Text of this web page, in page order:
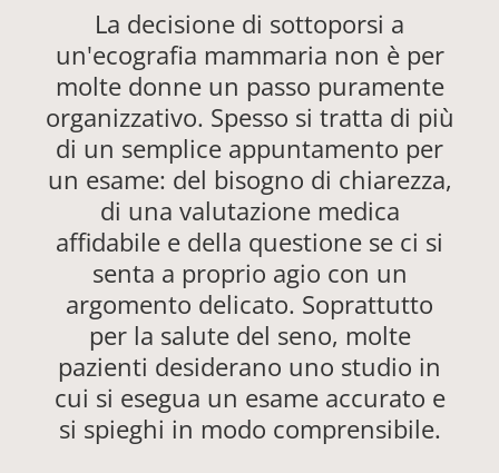
La decisione di sottoporsi a
un'ecografia mammaria non è per
molte donne un passo puramente
organizzativo. Spesso si tratta di più
di un semplice appuntamento per
un esame: del bisogno di chiarezza,
di una valutazione medica
affidabile e della questione se ci si
senta a proprio agio con un
argomento delicato. Soprattutto
per la salute del seno, molte
pazienti desiderano uno studio in
cui si esegua un esame accurato e
si spieghi in modo comprensibile.